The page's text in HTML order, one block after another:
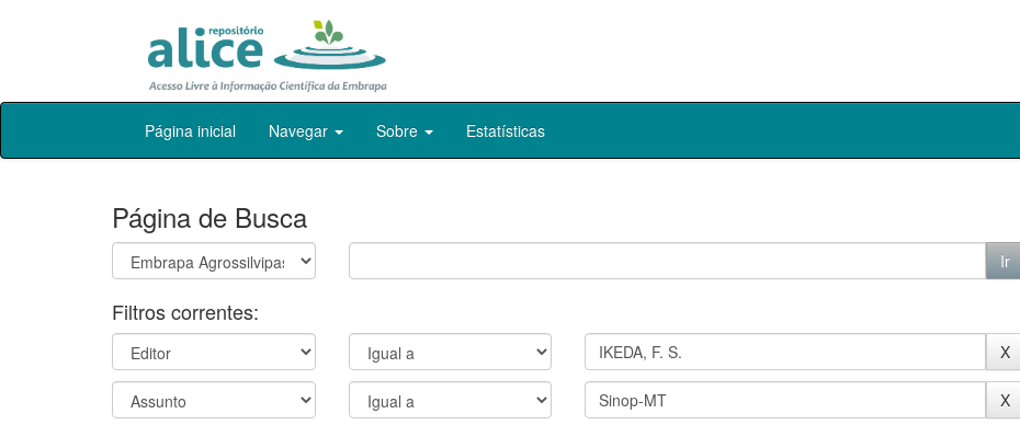
Skip
Página inicial Navegar Sobre Estatísticas
Página de Busca
Filtros correntes: